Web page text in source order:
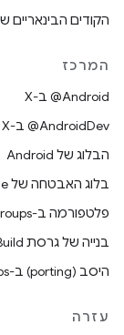
הקודים
המרכז
‫‎@Android ב-X
‫‎@AndroidDev ב-X
הבלוג של Android
בלוג האבטחה של Google
פלטפורמה ב-Google Groups
בנייה של גרסת Build ב-Google Groups
היסב (porting) ב-Google Groups
עזרה